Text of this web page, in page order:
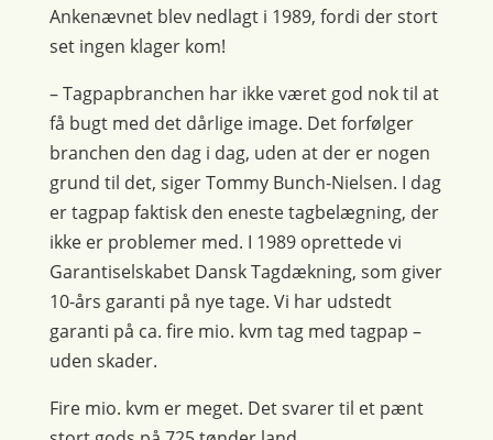
Ankenævnet blev nedlagt i 1989, fordi der stort
set ingen klager kom!
– Tagpapbranchen har ikke været god nok til at
få bugt med det dårlige image. Det forfølger
branchen den dag i dag, uden at der er nogen
grund til det, siger Tommy Bunch-Nielsen. I dag
er tagpap faktisk den eneste tagbelægning, der
ikke er problemer med. I 1989 oprettede vi
Garantiselskabet Dansk Tagdækning, som giver
10-års garanti på nye tage. Vi har udstedt
garanti på ca. fire mio. kvm tag med tagpap –
uden skader.
Fire mio. kvm er meget. Det svarer til et pænt